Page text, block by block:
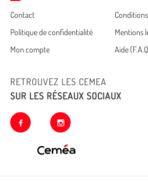
Cemea
footer
Contact
Politique de confidentialité
Mentions
Mon compte
Aide
RETROUVEZ LES CEMEA
SUR LES RÉSEAUX SOCIAUX
facebook instagram